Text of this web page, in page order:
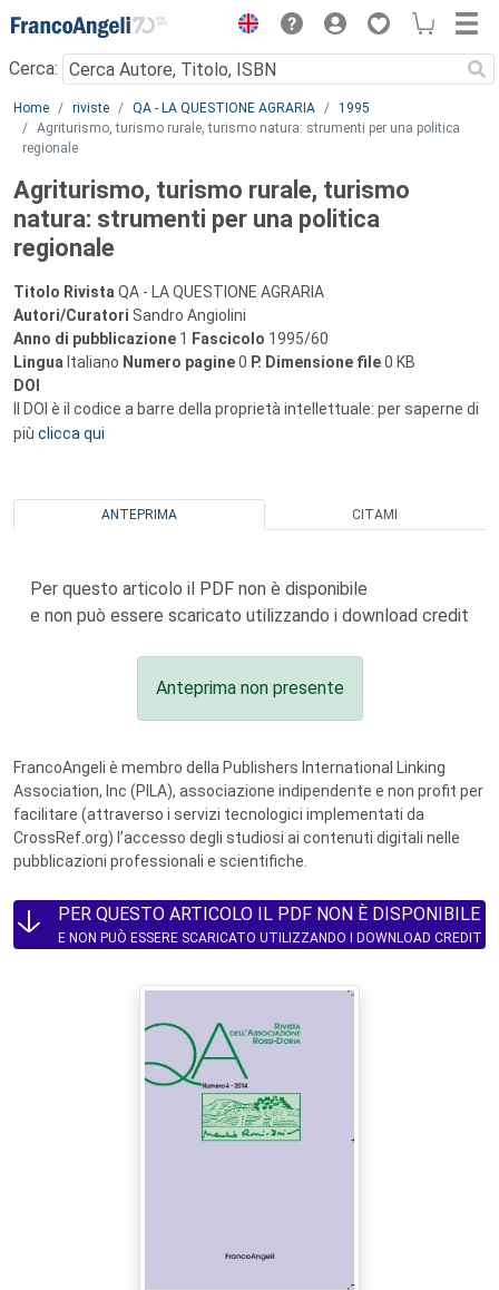
Menu
Cerca:
Main content
Home riviste QA - LA QUESTIONE AGRARIA
1995
Agriturismo, turismo rurale, turismo natura: strumenti per una politica
regionale
Agriturismo, turismo rurale, turismo
natura: strumenti per una politica
regionale
Titolo Rivista QA - LA QUESTIONE AGRARIA
Autori/Curatori Sandro Angiolini
Anno di pubblicazione 1 Fascicolo 1995/60
Lingua Italiano Numero pagine0 P. Dimensione file0 KB
DOI
Il DOI è il codice a barre della proprietà intellettuale: per saperne di
più clicca qui
ANTEPRIMA CITAMI
Per questo articolo il PDF non è disponibile
e non può essere scaricato utilizzando i download credit
Anteprima non presente
FrancoAngeli è membro della Publishers International Linking
Association, Inc (PILA), associazione indipendente e non profit per
facilitare (attraverso i servizi tecnologici implementati da
CrossRef.org) l’accesso degli studiosi ai contenuti digitali nelle
pubblicazioni professionali e scientifiche.
PER QUESTO ARTICOLO IL PDF NON È DISPONIBILE
E NON PUÒ ESSERE SCARICATO UTILIZZANDO I DOWNLOAD CREDIT